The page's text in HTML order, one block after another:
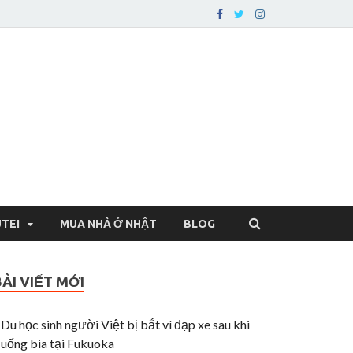
MUA NHÀ Ở NHẬT BLOG
VIẾT MỚI
Du học sinh người Việt bị bắt vì đạp xe sau khi
uống bia tại Fukuoka